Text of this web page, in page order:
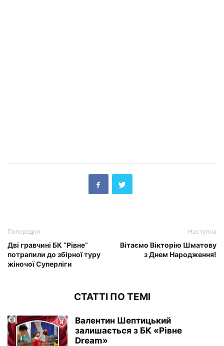
Попередня
Дві гравчині БК “Рівне”
потрапили до збірної туру
жіночої Суперліги
Наступна
Вітаємо Вікторію Шматову
з Днем Народження!
СТАТТІ ПО ТЕМІ
Валентин Шептицький
залишається з БК «Рівне
Dream»